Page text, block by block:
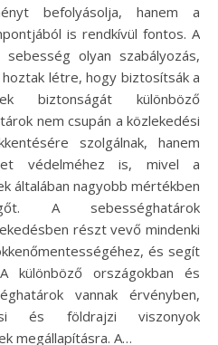
befolyásolja, hanem a
is rendkívül fontos. A
olyan szabályozás,
létre, hogy biztosítsák a
biztonságát különböző
nem csupán a közlekedési
szolgálnak, hanem
védelméhez is, mivel a
általában nagyobb mértékben
A sebességhatárok
részt vevő mindenki
és segít
különböző országokban és
vannak érvényben,
és földrajzi viszonyok
megállapításra. A…